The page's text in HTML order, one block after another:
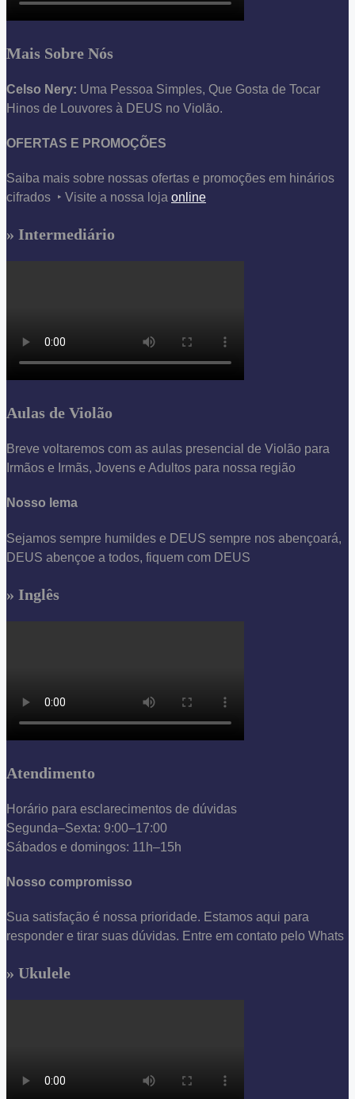
Mais Sobre Nós
Celso Nery: Uma Pessoa Simples, Que Gosta de Tocar
Hinos de Louvores à DEUS no Violão.
OFERTAS E PROMOÇÕES
Saiba mais sobre nossas ofertas e promoções em hinários
cifrados ‣ Visite a nossa loja online
» Intermediário
Aulas de Violão
Breve voltaremos com as aulas presencial de Violão para
Irmãos e Irmãs, Jovens e Adultos para nossa região
Nosso lema
Sejamos sempre humildes e DEUS sempre nos abençoará,
DEUS abençoe a todos, fiquem com DEUS
» Inglês
Atendimento
Horário para esclarecimentos de dúvidas
Segunda–Sexta: 9:00–17:00
Sábados e domingos: 11h–15h
Nosso compromisso
Sua satisfação é nossa prioridade. Estamos aqui para
responder e tirar suas dúvidas. Entre em contato pelo Whats
» Ukulele